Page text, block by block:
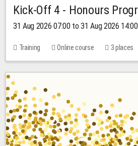
Kick-Off 4 - Honours
31 Aug 2026 07:00 to 31 Aug 2026 14:00
Training Online course 3 places